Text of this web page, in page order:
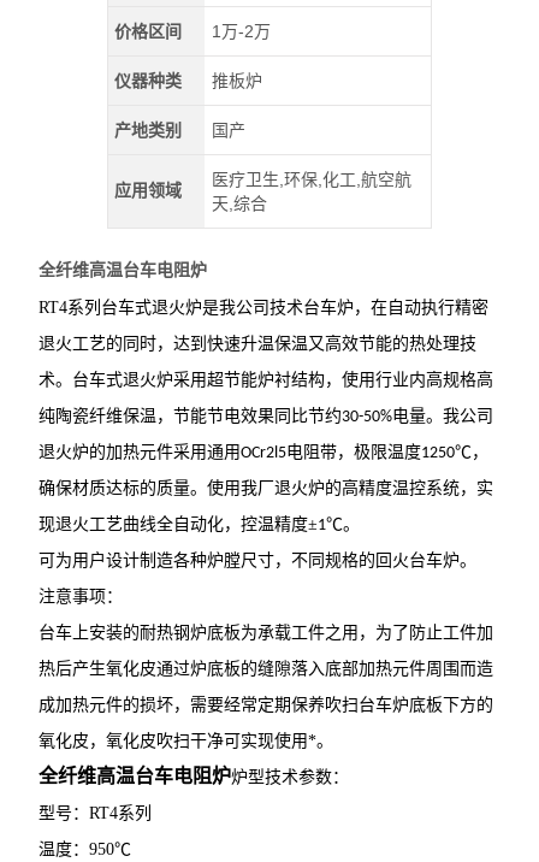
价格区间 1万-2万
仪器种类 推板炉
产地类别 国产
应用领域
医疗卫生,环保,化工,航空航
天,综合
全纤维高温台车电阻炉
RT4系列台车式退火炉是我公司技术台车炉，在自动执行精密
退火工艺的同时，达到快速升温保温又高效节能的热处理技
术。台车式退火炉采用超节能炉衬结构，使用行业内高规格高
纯陶瓷纤维保温，节能节电效果同比节约30-50%电量。我公司
退火炉的加热元件采用通用OCr2l5电阻带，极限温度1250℃，
确保材质达标的质量。使用我厂退火炉的高精度温控系统，实
现退火工艺曲线全自动化，控温精度±1℃。
可为用户设计制造各种炉膛尺寸，不同规格的回火台车炉。
注意事项：
台车上安装的耐热钢炉底板为承载工件之用，为了防止工件加
热后产生氧化皮通过炉底板的缝隙落入底部加热元件周围而造
成加热元件的损坏，需要经常定期保养吹扫台车炉底板下方的
氧化皮，氧化皮吹扫干净可实现使用*。
全纤维高温台车电阻炉炉型技术参数：
型号：RT4系列
温度：950℃